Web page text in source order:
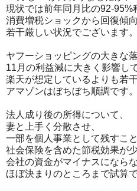
現状では前年同月比の92-95%
消費増税ショックから回復傾
若干厳しい状況でございます。
ヤフーショッピングの大きな
11月の利益減に大きく影響して
楽天が想定しているよりも若
アマゾンはぼちぼち順調です。
法人成り後の所得について、
妻と上手く分散させ、
一部を個人事業として残すこ
社会保険を含めた節税効果が
会社の資金がマイナスになら
ほぼ決まりのところまで試算